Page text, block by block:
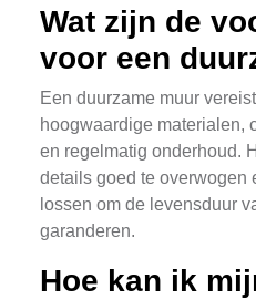
Wat zijn de
voor een
Een duurzame muur
hoogwaardige materialen,
en regelmatig onderhoud.
details goed te overwogen
lossen om de levensduur
garanderen.
Hoe kan ik